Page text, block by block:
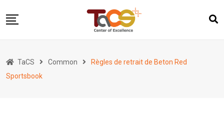
to
About us
TaCS Common
Règles de retrait de Beton Red
Sportsbook